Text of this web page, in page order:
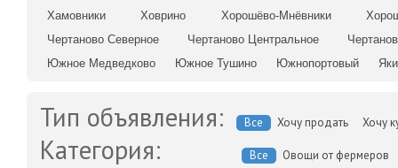
Хамовники
Ховрино Хорошёво-Мнёвники
Чертаново Северное
Чертаново Центральное
Южное Медведково
Южное Тушино Южнопортовый
Тип объявления: Все Хочу продать Хочу
Категория: Все
Овощи от фермеров